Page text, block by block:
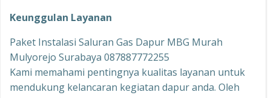
Keunggulan Layanan
Paket Instalasi Saluran Gas Dapur MBG Murah
Mulyorejo Surabaya 087887772255
Kami memahami pentingnya kualitas layanan untuk
mendukung kelancaran kegiatan dapur anda. Oleh